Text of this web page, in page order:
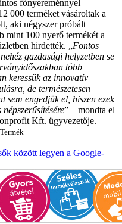
főnyereménnyel
000 terméket vásároltak a
aki négyszer próbált
mint 100 nyerő termékét a
hirdették. „Fontos
gazdasági helyzetben se
több
keressük az innovatív
de természetesen
sem engedjük el, hiszen ezek
” – mondta el
Kft. ügyvezetője.
között legyen a Google-